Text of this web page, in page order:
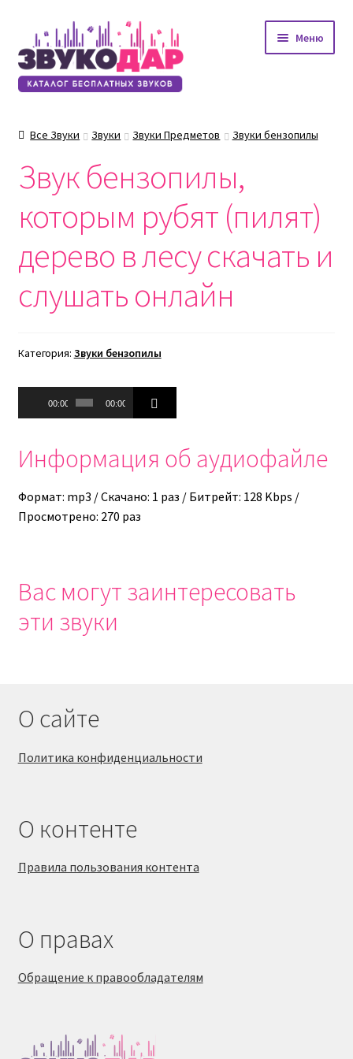
Перейти
к
навигации
Перейти
к
содержимому
Меню
Все Звуки Звуки Звуки Предметов Звуки бензопилы
Звук бензопилы,
которым рубят (пилят)
дерево в лесу скачать и
слушать онлайн
Категория: Звуки бензопилы
Аудиоплеер
00:00 00:00
Информация об аудиофайле
Формат: mp3 / Скачано: 1 раз / Битрейт: 128 Kbps /
Просмотрено: 270 раз
Вас могут заинтересовать
эти звуки
О сайте
Политика конфиденциальности
О контенте
Правила пользования контента
О правах
Обращение к правообладателям